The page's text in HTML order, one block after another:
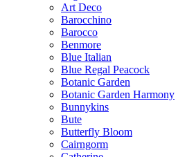
Art Deco
Barocchino
Barocco
Benmore
Blue Italian
Blue Regal Peacock
Botanic Garden
Botanic Garden Harmony
Bunnykins
Bute
Butterfly Bloom
Cairngorm